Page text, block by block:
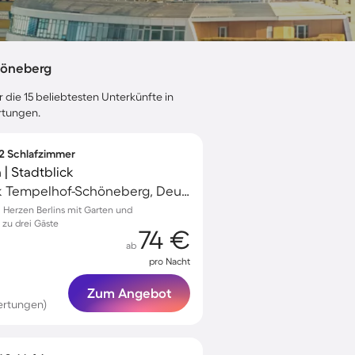
die 15 beliebtesten Unterkünfte in
Schlafzimmer
| Stadtblick
Schöneberg, Bezirk Tempelhof-Schöneberg, Deutschland
Berlins mit Garten und
drei Gäste
ab 74 €
pro Nacht
Zum Angebot